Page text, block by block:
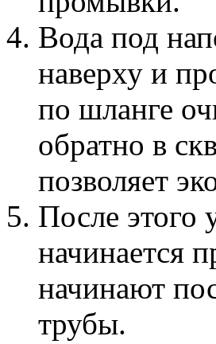
Вода под
наверху и
по шланге
обратно в
позволяет
После этого
начинается
начинают
трубы.